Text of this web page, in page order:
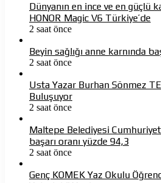
Dünyanın en ince ve en güçlü
HONOR Magic V6 Türkiye’de
2 saat önce
Beyin sağlığı anne karnında
2 saat önce
Usta Yazar Burhan Sönmez
Buluşuyor
2 saat önce
Maltepe Belediyesi
başarı oranı yüzde 94,3
2 saat önce
Genç KOMEK Yaz Okulu